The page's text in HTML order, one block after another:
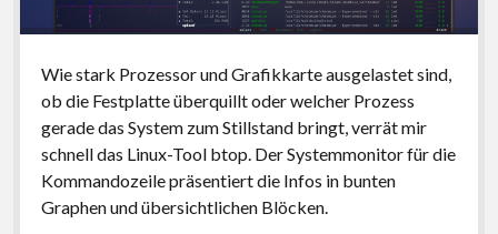
Wie stark Prozessor und Grafikkarte ausgelastet sind,
ob die Festplatte überquillt oder welcher Prozess
gerade das System zum Stillstand bringt, verrät mir
schnell das Linux-Tool btop. Der Systemmonitor für die
Kommandozeile präsentiert die Infos in bunten
Graphen und übersichtlichen Blöcken.